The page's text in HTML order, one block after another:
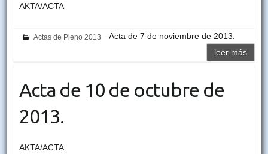
AKTA/ACTA
Actas de Pleno 2013
Acta de 7 de noviembre de 2013.
leer más
Acta de 10 de octubre de
2013.
AKTA/ACTA